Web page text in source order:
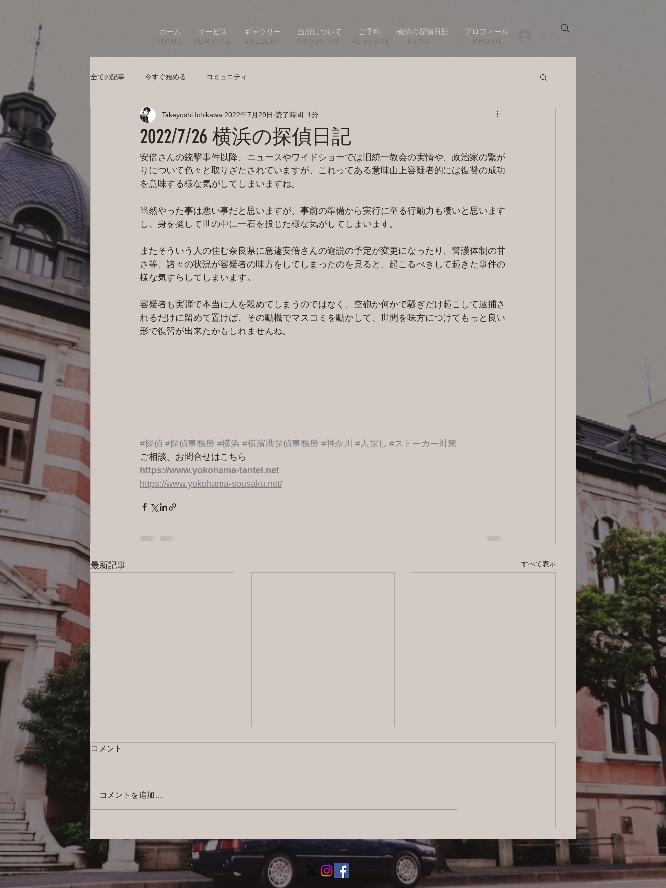
ログイン
ホーム サービス ギャラリー 当所について ご予約 横浜の探偵日記 プロフィール
HOME SERVICE ​GALLERY ​ABOUT US ​PROFIL
RESERVE BLOG
全ての記事 今すぐ始める コミュニティ
2022/7/26 横浜の探偵日記
Takeyoshi Ichikawa 2022年7月29日 読了時間: 1分
安倍さんの銃撃事件以降、ニュースやワイドショーでは旧統一教会の実情や、政治家の繋が
りについて色々と取りざたされていますが、これってある意味山上容疑者的には復讐の成功
を意味する様な気がしてしまいますね。
当然やった事は悪い事だと思いますが、事前の準備から実行に至る行動力も凄いと思います
し、身を挺して世の中に一石を投じた様な気がしてしまいます。
またそういう人の住む奈良県に急遽安倍さんの遊説の予定が変更になったり、警護体制の甘
さ等、諸々の状況が容疑者の味方をしてしまったのを見ると、起こるべきして起きた事件の
様な気すらしてしまいます。
容疑者も実弾で本当に人を殺めてしまうのではなく、空砲か何かで騒ぎだけ起こして逮捕さ
れるだけに留めて置けば、その動機でマスコミを動かして、世間を味方につけてもっと良い
形で復習が出来たかもしれませんね。
#探偵 #探偵事務所 #横浜 #横濱港探偵事務所 #神奈川 #人探し #ストーカー対策
ご相談、お問合せはこちら
https://www.yokohama-tantei.net
https://www.yokohama-sousaku.net/
最新記事 すべて表示
日目〜
日目〜
日目〜
コメント
コメントを追加…